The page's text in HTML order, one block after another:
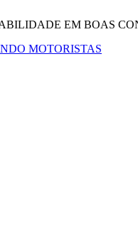
EM BOAS
MOTORISTAS